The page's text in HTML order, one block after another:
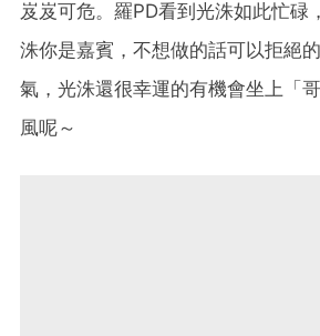
岌岌可危。羅PD看到光洙如此忙碌
洙你是嘉賓，不想做的話可以拒絕
氣，光洙還很幸運的有機會坐上「
風呢～